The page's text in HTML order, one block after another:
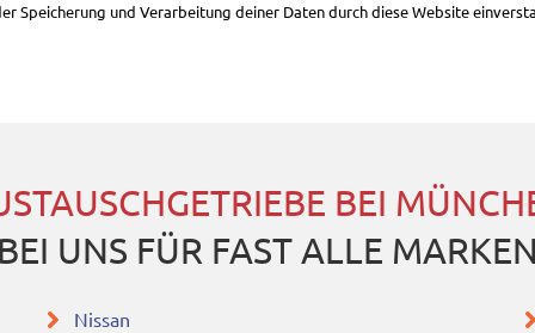
Speicherung und Verarbeitung deiner Daten durch diese Website
BEI
UNS FÜR FAST ALLE
Nissan